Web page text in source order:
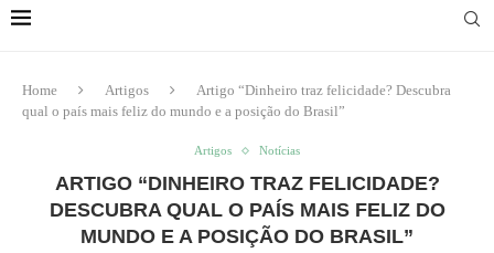
Home Artigos
Artigo “Dinheiro traz felicidade? Descubra
qual o país mais feliz do mundo e a posição do Brasil”
Artigos Notícias
ARTIGO “DINHEIRO TRAZ FELICIDADE?
DESCUBRA QUAL O PAÍS MAIS FELIZ DO
MUNDO E A POSIÇÃO DO BRASIL”